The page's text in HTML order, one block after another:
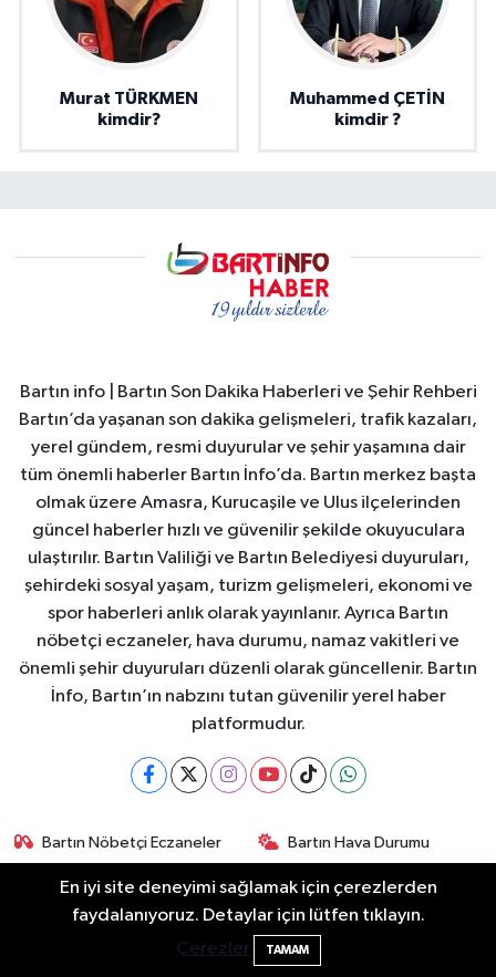
Murat TÜRKMEN
kimdir?
Muhammed ÇETİN
kimdir ?
Bartın info | Bartın Son Dakika Haberleri ve Şehir Rehberi
Bartın’da yaşanan son dakika gelişmeleri, trafik kazaları,
yerel gündem, resmi duyurular ve şehir yaşamına dair
tüm önemli haberler Bartın İnfo’da. Bartın merkez başta
olmak üzere Amasra, Kurucaşile ve Ulus ilçelerinden
güncel haberler hızlı ve güvenilir şekilde okuyuculara
ulaştırılır. Bartın Valiliği ve Bartın Belediyesi duyuruları,
şehirdeki sosyal yaşam, turizm gelişmeleri, ekonomi ve
spor haberleri anlık olarak yayınlanır. Ayrıca Bartın
nöbetçi eczaneler, hava durumu, namaz vakitleri ve
önemli şehir duyuruları düzenli olarak güncellenir. Bartın
İnfo, Bartın’ın nabzını tutan güvenilir yerel haber
platformudur.
Bartın Nöbetçi Eczaneler Bartın Hava Durumu
Bartin Namaz Vakitleri
Bartın Trafik Yoğunluk
Haritası
En iyi site deneyimi sağlamak için çerezlerden
faydalanıyoruz. Detaylar için lütfen tıklayın.
Çerezler
TAMAM
10:43 Bartın Sahillerinde 2 Ayda 271 Kişi
Ölümden Döndü